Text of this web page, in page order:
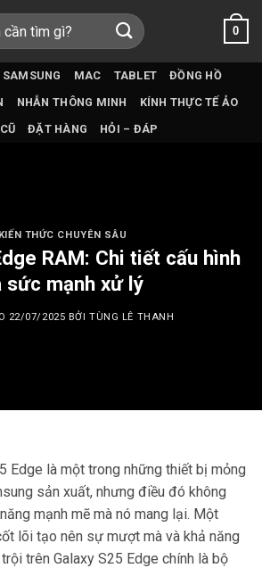
0
SAMSUNG MAC TABLET
ĐỒNG HỒ
NHẪN THÔNG MINH
KÍNH THỰC TẾ ẢO
ĐẶT HÀNG HỎI – ĐÁP
KIẾN THỨC CHUYÊN SÂU
RAM: Chi tiết cấu hình
sức mạnh xử lý
22/07/2025 BỞITÙNG LÊ THANH
Edge là một trong những thiết bị mỏng
sản xuất, nhưng điều đó không
mạnh mẽ mà nó mang lại. Một
lõi tạo nên sự mượt mà và khả năng
trên Galaxy S25 Edge chính là bộ